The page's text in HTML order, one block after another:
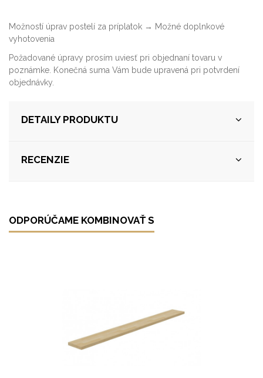
Možností úprav postelí za príplatok → Možné doplnkové
vyhotovenia
Požadované úpravy prosím uviesť pri objednaní tovaru v
poznámke. Konečná suma Vám bude upravená pri potvrdení
objednávky.
DETAILY PRODUKTU
RECENZIE
ODPORÚČAME KOMBINOVAŤ S